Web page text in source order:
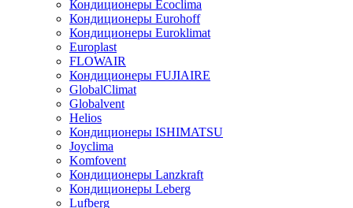
Кондиционеры Ecoclima
Кондиционеры Eurohoff
Кондиционеры Euroklimat
Europlast
FLOWAIR
Кондиционеры FUJIAIRE
GlobalClimat
Globalvent
Helios
Кондиционеры ISHIMATSU
Joyclima
Komfovent
Кондиционеры Lanzkraft
Кондиционеры Leberg
Lufberg